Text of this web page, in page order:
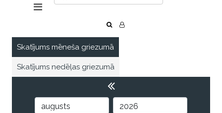
Skatījums mēneša griezumā
Skatījums nedēļas griezumā